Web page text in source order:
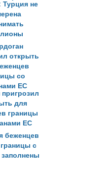
Турция не
для
границы
ЕС